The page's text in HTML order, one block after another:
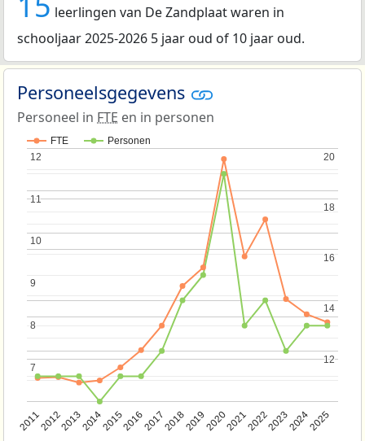
leerlingen van De Zandplaat waren in
schooljaar 2025-2026 5 jaar oud of 10 jaar oud.
Personeelsgegevens
Personeel in FTE en in personen
FTE Personen
201120122013201420152016201720182019202020212022202320242025
7
7
8
8
9
9
10
10
11
11
12
12
12
12
14
14
16
16
18
18
20
20